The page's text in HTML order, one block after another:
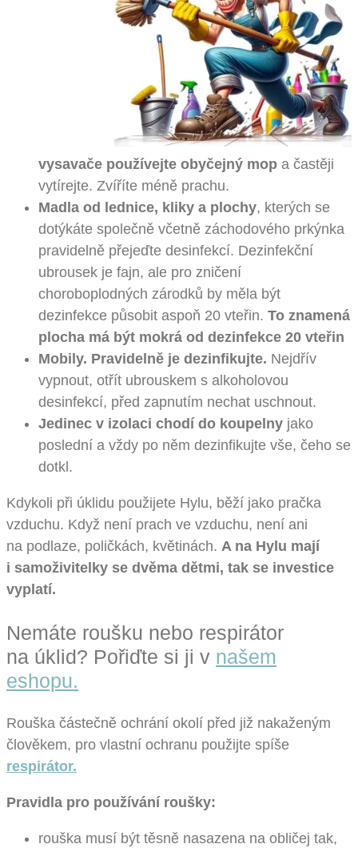
vysavače používejte obyčejný mop a častěji
vytírejte. Zvíříte méně prachu.
Madla od lednice, kliky a plochy, kterých se
dotýkáte společně včetně záchodového prkýnka
pravidelně přejeďte desinfekcí. Dezinfekční
ubrousek je fajn, ale pro zničení
choroboplodných zárodků by měla být
dezinfekce působit aspoň 20 vteřin. To znamená
plocha má být mokrá od dezinfekce 20 vteřin
Mobily. Pravidelně je dezinfikujte. Nejdřív
vypnout, otřít ubrouskem s alkoholovou
desinfekcí, před zapnutím nechat uschnout.
Jedinec v izolaci chodí do koupelny jako
poslední a vždy po něm dezinfikujte vše, čeho se
dotkl.
Kdykoli při úklidu použijete Hylu, běží jako pračka
vzduchu. Když není prach ve vzduchu, není ani
na podlaze, poličkách, květinách. A na Hylu mají
i samoživitelky se dvěma dětmi, tak se investice
vyplatí.
Nemáte roušku nebo respirátor
na úklid? Pořiďte si ji v našem
eshopu.
Rouška částečně ochrání okolí před již nakaženým
člověkem, pro vlastní ochranu použijte spíše
respirátor.
Pravidla pro používání roušky:
rouška musí být těsně nasazena na obličej tak,